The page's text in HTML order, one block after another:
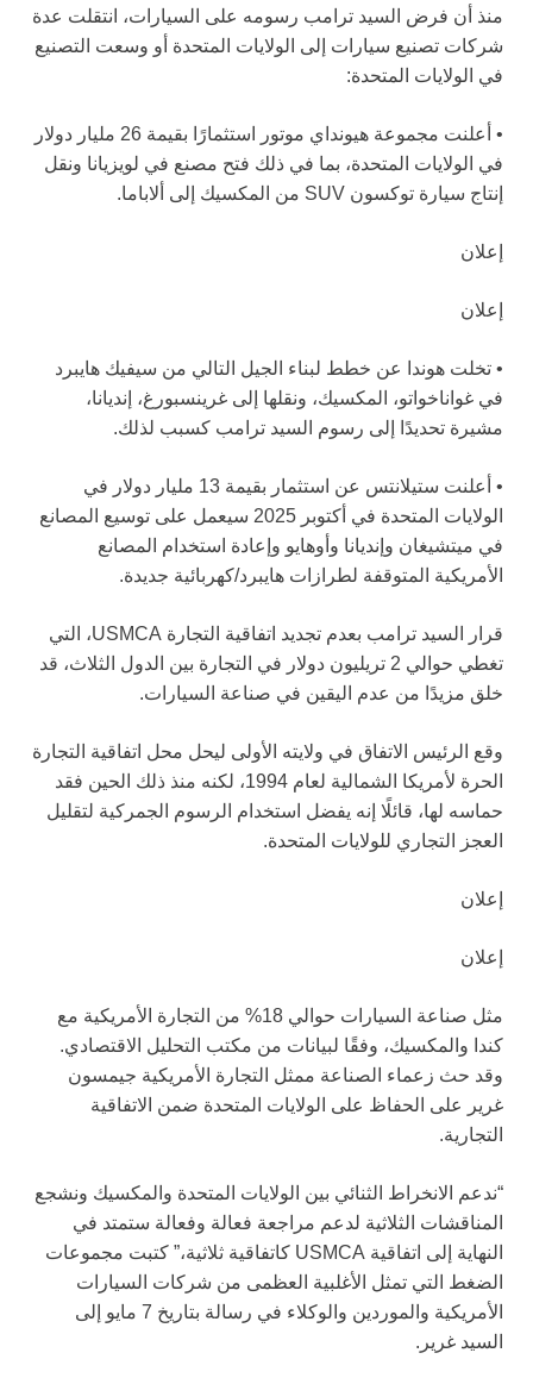
منذ أن فرض السيد ترامب رسومه على السيارات، انتقلت عدة
شركات تصنيع سيارات إلى الولايات المتحدة أو وسعت التصنيع
في الولايات المتحدة:
• أعلنت مجموعة هيونداي موتور استثمارًا بقيمة 26 مليار دولار
في الولايات المتحدة، بما في ذلك فتح مصنع في لويزيانا ونقل
إنتاج سيارة توكسون SUV من المكسيك إلى ألاباما.
إعلان
إعلان
• تخلت هوندا عن خطط لبناء الجيل التالي من سيفيك هايبرد
في غواناخواتو، المكسيك، ونقلها إلى غرينسبورغ، إنديانا،
مشيرة تحديدًا إلى رسوم السيد ترامب كسبب لذلك.
• أعلنت ستيلانتس عن استثمار بقيمة 13 مليار دولار في
الولايات المتحدة في أكتوبر 2025 سيعمل على توسيع المصانع
في ميتشيغان وإنديانا وأوهايو وإعادة استخدام المصانع
الأمريكية المتوقفة لطرازات هايبرد/كهربائية جديدة.
قرار السيد ترامب بعدم تجديد اتفاقية التجارة USMCA، التي
تغطي حوالي 2 تريليون دولار في التجارة بين الدول الثلاث، قد
خلق مزيدًا من عدم اليقين في صناعة السيارات.
وقع الرئيس الاتفاق في ولايته الأولى ليحل محل اتفاقية التجارة
الحرة لأمريكا الشمالية لعام 1994، لكنه منذ ذلك الحين فقد
حماسه لها، قائلًا إنه يفضل استخدام الرسوم الجمركية لتقليل
العجز التجاري للولايات المتحدة.
إعلان
إعلان
مثل صناعة السيارات حوالي 18% من التجارة الأمريكية مع
كندا والمكسيك، وفقًا لبيانات من مكتب التحليل الاقتصادي.
وقد حث زعماء الصناعة ممثل التجارة الأمريكية جيمسون
غرير على الحفاظ على الولايات المتحدة ضمن الاتفاقية
التجارية.
“ندعم الانخراط الثنائي بين الولايات المتحدة والمكسيك ونشجع
المناقشات الثلاثية لدعم مراجعة فعالة وفعالة ستمتد في
النهاية إلى اتفاقية USMCA كاتفاقية ثلاثية،” كتبت مجموعات
الضغط التي تمثل الأغلبية العظمى من شركات السيارات
الأمريكية والموردين والوكلاء في رسالة بتاريخ 7 مايو إلى
السيد غرير.